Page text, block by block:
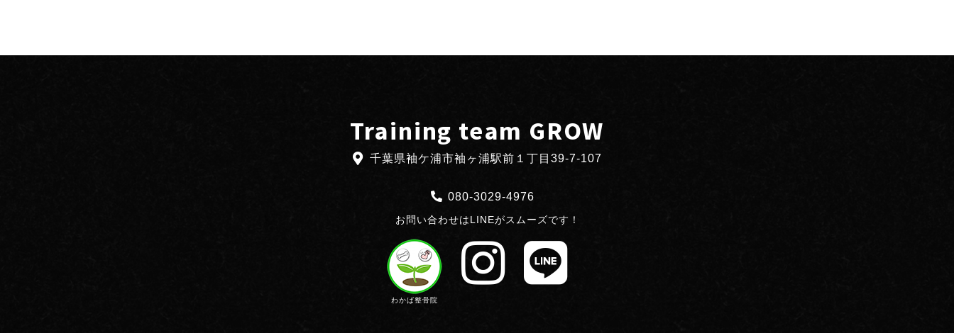
Training team GROW
千葉県袖ケ浦市袖ヶ浦駅前１丁目39-7-107
080-3029-4976
お問い合わせはLINEがスムーズです！
わかば整骨院